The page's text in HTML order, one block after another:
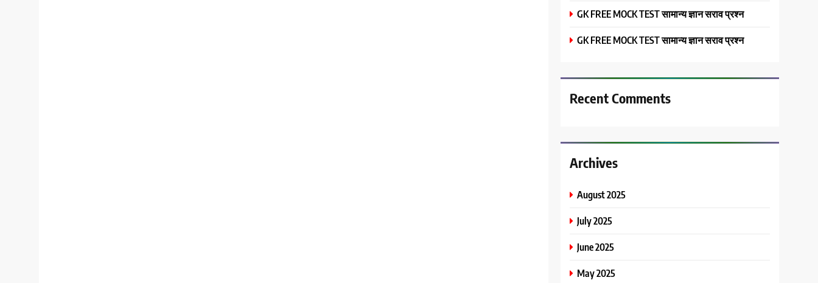
GK FREE MOCK TEST सामान्य ज्ञान सराव प्रश्न
GK FREE MOCK TEST सामान्य ज्ञान सराव प्रश्न
Recent Comments
Archives
August 2025
July 2025
June 2025
May 2025